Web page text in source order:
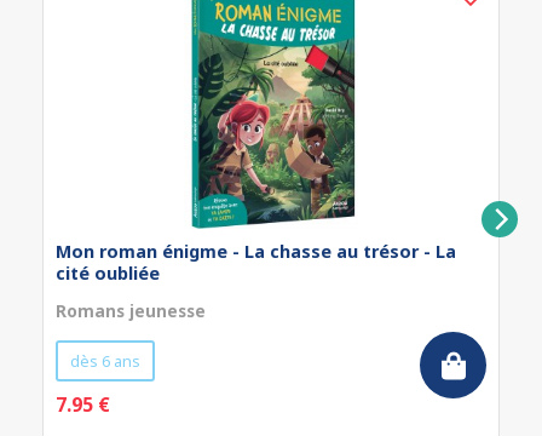
Mon roman énigme - La chasse au trésor - La
cité oubliée
Romans jeunesse
dès 6 ans
7.95 €